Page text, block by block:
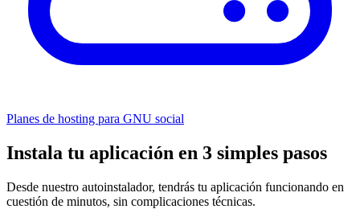
Planes de hosting para GNU social
Instala tu aplicación en 3 simples pasos
Desde nuestro autoinstalador, tendrás tu aplicación funcionando en
cuestión de minutos, sin complicaciones técnicas.